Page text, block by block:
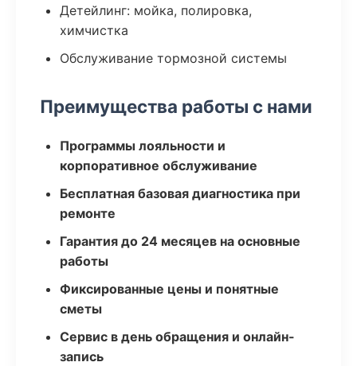
Детейлинг: мойка, полировка,
химчистка
Обслуживание тормозной системы
Преимущества работы с нами
Программы лояльности и
корпоративное обслуживание
Бесплатная базовая диагностика при
ремонте
Гарантия до 24 месяцев на основные
работы
Фиксированные цены и понятные
сметы
Сервис в день обращения и онлайн-
запись